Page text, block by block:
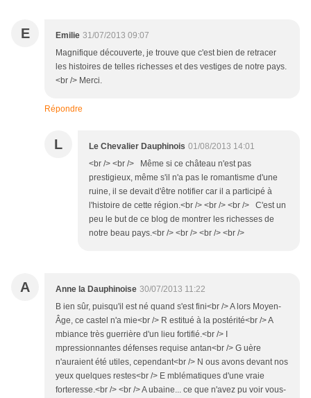
E Emilie 31/07/2013 09:07
Magnifique découverte, je trouve que c'est bien de retracer
les histoires de telles richesses et des vestiges de notre pays.
<br /> Merci.
Répondre
L Le Chevalier Dauphinois 01/08/2013 14:01
<br /> <br /> Même si ce château n'est pas
prestigieux, même s'il n'a pas le romantisme d'une
ruine, il se devait d'être notifier car il a participé à
l'histoire de cette région.<br /> <br /> <br /> C'est un
peu le but de ce blog de montrer les richesses de
notre beau pays.<br /> <br /> <br /> <br />
A Anne la Dauphinoise 30/07/2013 11:22
B ien sûr, puisqu'il est né quand s'est fini<br /> A lors Moyen-
Âge, ce castel n'a mie<br /> R estitué à la postérité<br /> A
mbiance très guerrière d'un lieu fortifié.<br /> I
mpressionnantes défenses requise antan<br /> G uère
n'auraient été utiles, cependant<br /> N ous avons devant nos
yeux quelques restes<br /> E mblématiques d'une vraie
forteresse.<br /> <br /> A ubaine... ce que n'avez pu voir vous-